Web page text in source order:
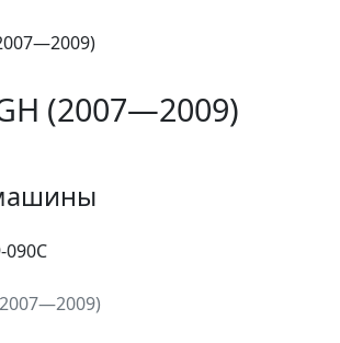
(2007—2009)
090C